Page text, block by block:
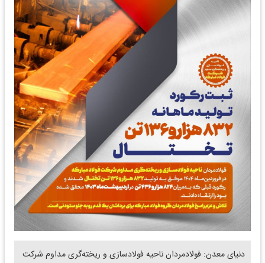
دنیای معدن: فولادمردان ناحیه فولادسازی و ریخته‌گری مداوم شرکت